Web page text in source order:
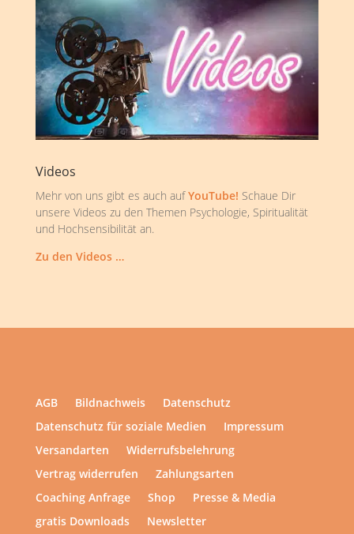
Videos
Mehr von uns gibt es auch aufYouTube! Schaue Dir
unsere Videos zu den Themen Psychologie, Spiritualität
und Hochsensibilität an.
Zu den Videos …
AGB Bildnachweis
Datenschutz
Datenschutz für soziale Medien
Impressum
Versandarten
Widerrufsbelehrung
Vertrag widerrufen
Zahlungsarten
Coaching Anfrage
Shop
Presse & Media
gratis Downloads
Newsletter